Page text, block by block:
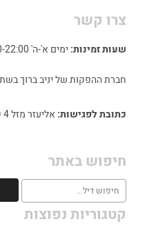
צרו קשר
שעות זמינות: ימים א'-ה' 10:00-22:00
חברת ההפקות של יניב ברוך
כתובת לפגישות: אליעזר מזל 4 קומה 1 ראשל"צ מערב.
חיפוש באתר
קטגוריות נפוצות